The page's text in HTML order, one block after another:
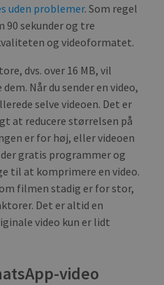
uden problemer. Som regel
sekunder og tre
og videoformatet.
dvs. over 16 MB, vil
Når du sender en video,
selve videoen. Det er
at reducere størrelsen på
er for høj, eller videoen
gratis programmer og
til at komprimere en video.
filmen stadig er for stor,
Det er altid en
video kun er lidt
video